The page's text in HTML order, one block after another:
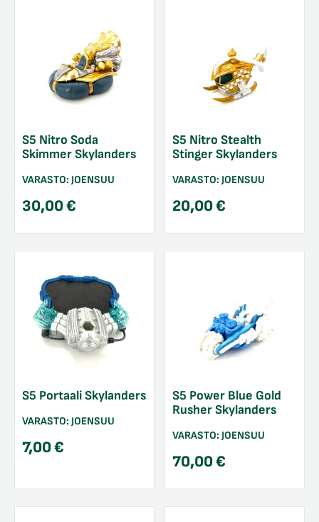
S5 Nitro Soda
Skimmer Skylanders
VARASTO: JOENSUU
30,00€
S5 Nitro Stealth
Stinger Skylanders
VARASTO: JOENSUU
20,00€
S5 Portaali Skylanders
VARASTO: JOENSUU
7,00€
S5 Power Blue Gold
Rusher Skylanders
VARASTO: JOENSUU
70,00€